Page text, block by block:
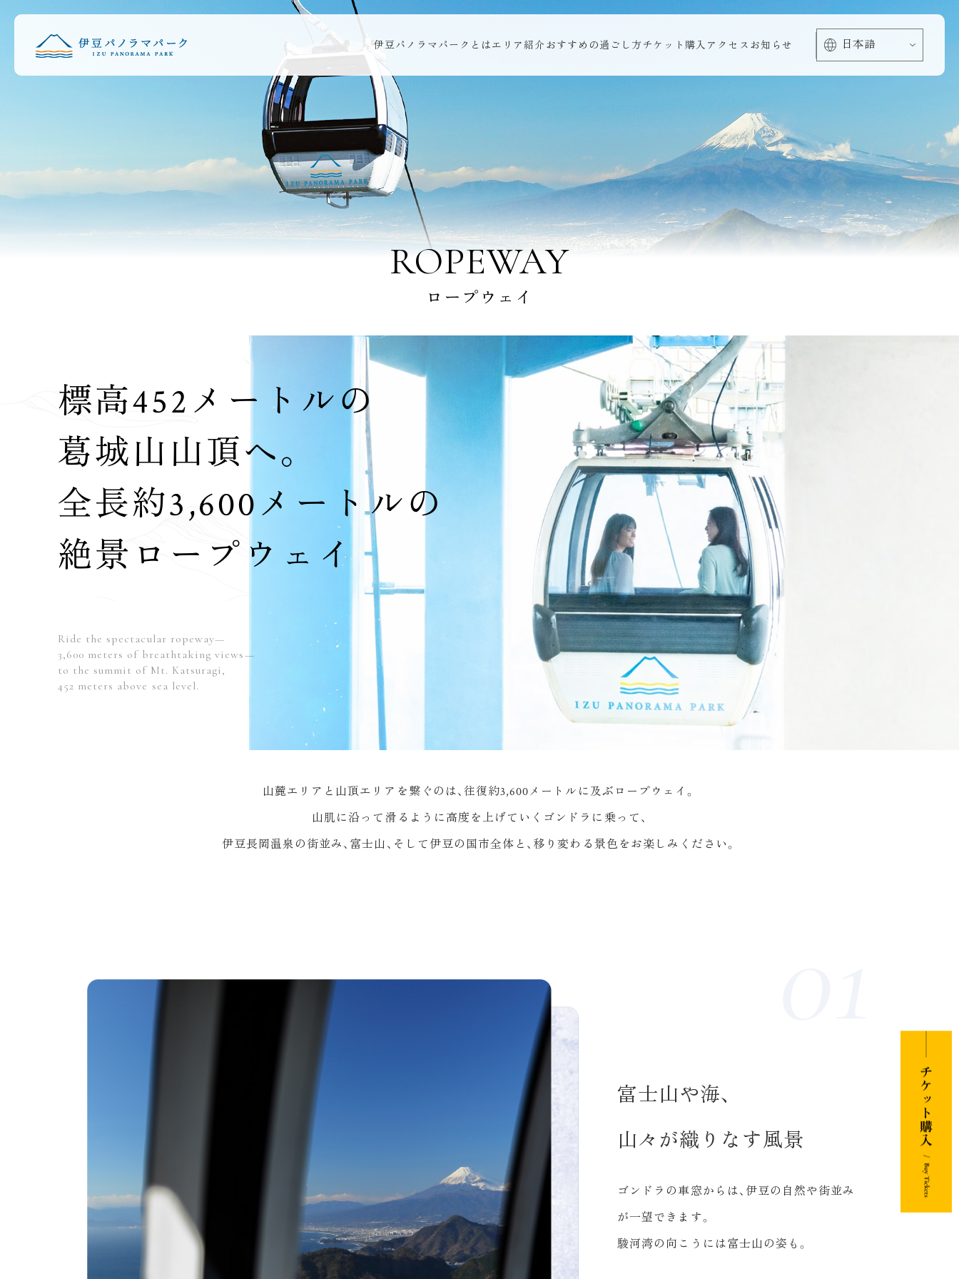
伊豆パノラマパークとはエリア紹介 おすすめの過ごし方チケット購入 アクセス お知らせ
ROPEWAY
ロープウェイ
標高452メートルの
葛城山山頂へ。
全長約3,600メートルの
絶景ロープウェイ
Ride the spectacular ropeway—
3,600 meters of breathtaking views—
to the summit of Mt. Katsuragi,
452 meters above sea level.
山麓エリアと山頂エリアを繋ぐのは、往復約3,600メートルに及ぶロープウェイ。
山肌に沿って滑るように高度を上げていくゴンドラに乗って、
伊豆長岡温泉の街並み、富士山、そして伊豆の国市全体と、移り変わる景色をお楽しみください。
富士山や海、
山々が織りなす風景
ゴンドラの車窓からは、伊豆の自然や街並み
が一望できます。
駿河湾の向こうには富士山の姿も。